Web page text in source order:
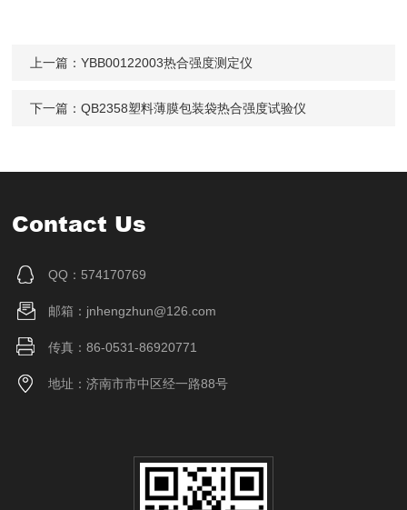
上一篇：YBB00122003热合强度测定仪
下一篇：QB2358塑料薄膜包装袋热合强度试验仪
Contact Us
QQ：574170769
邮箱：jnhengzhun@126.com
传真：86-0531-86920771
地址：济南市市中区经一路88号